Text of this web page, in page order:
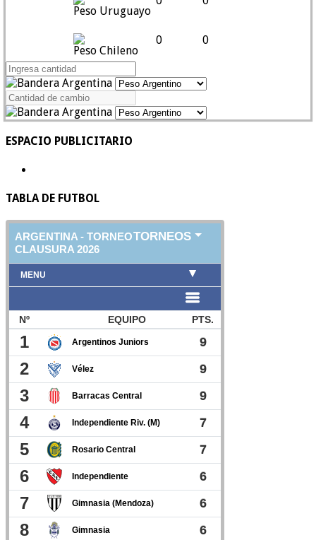
Peso Uruguayo
Peso Chileno
0 0
ESPACIO PUBLICITARIO
TABLA DE FUTBOL